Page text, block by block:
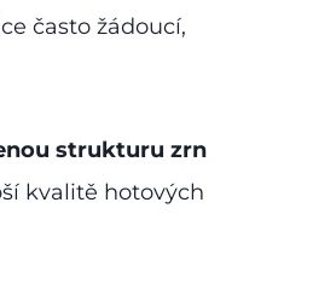
často žádoucí,
strukturu zrn
kvalitě hotových